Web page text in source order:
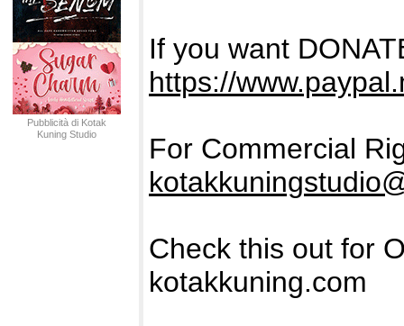
Pubblicità di Kotak
Kuning Studio
If you want
https://
For Commercial
Check this out for
kotakkuning.com